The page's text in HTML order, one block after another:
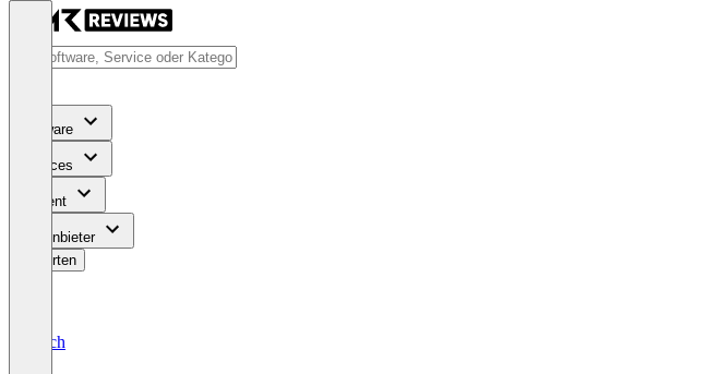
Software
Services
Content
Für Anbieter
Bewerten
Deutsch